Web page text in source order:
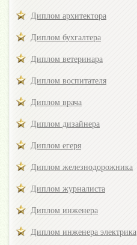
Диплом архитектора
Диплом бухгалтера
Диплом ветеринара
Диплом воспитателя
Диплом врача
Диплом дизайнера
Диплом егеря
Диплом железнодорожника
Диплом журналиста
Диплом инженера
Диплом инженера электрика